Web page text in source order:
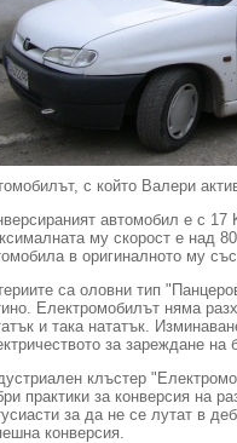
с който Валери
автомобил е с
му скорост е над
в оригиналното му
са оловни тип
Електромобилът няма
и така нататък.
за зареждане на
клъстер
практики за конверсия на
за да не се лутат в
конверсия.